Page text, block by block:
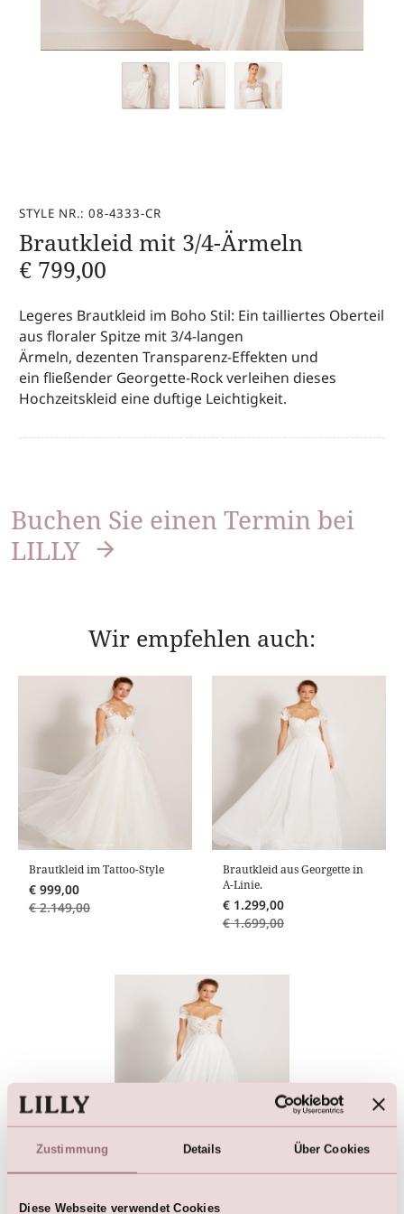
Zustimmung Details Über Cookies
Diese Webseite verwendet Cookies
STYLE NR.: 08-4333-CR
Brautkleid mit 3/4-Ärmeln
€ 799,00
Legeres Brautkleid im Boho Stil: Ein tailliertes Oberteil
aus floraler Spitze mit 3/4-langen
Ärmeln, dezenten Transparenz-Effekten und
ein fließender Georgette-Rock verleihen dieses
Hochzeitskleid eine duftige Leichtigkeit.
Buchen Sie einen Termin bei
LILLY
Wir empfehlen auch:
Brautkleid im Tattoo-Style
€ 999,00
€ 2.149,00
Brautkleid aus Georgette in
A-Linie.
€ 1.299,00
€ 1.699,00
Georgette-Brautkleid mit
€ 1.299,00